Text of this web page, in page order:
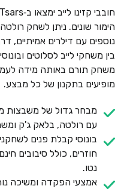
הימור שונים. ניתן לשחק
בין משחקי לייב לסלוטים
משחק תורם באותה מידה
מופיעים בתקנון של כל מבצע.
מבחר גדול של משבצות
עם רולטה, בלאק ג'ק
בונוסי קבלת פנים
חוזרים, כולל סיבובים
נטו.
אמצעי הפקדה ומשיכה